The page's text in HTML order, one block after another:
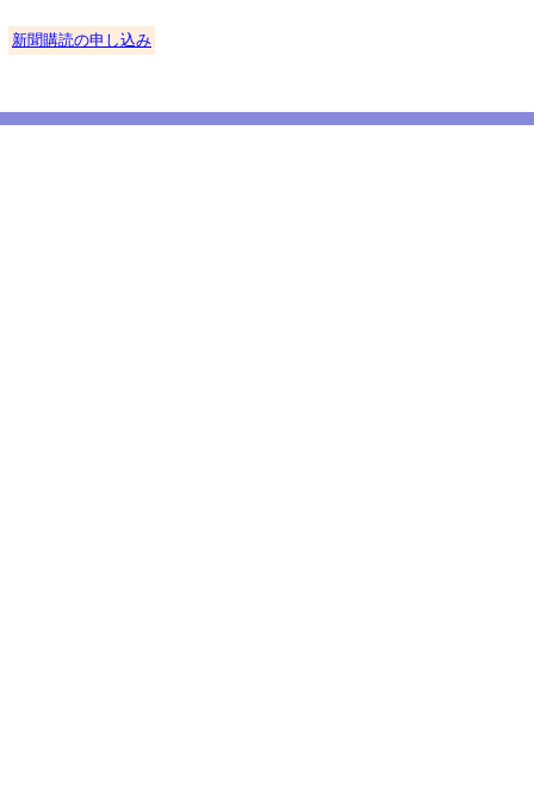
新聞購読の申し込み